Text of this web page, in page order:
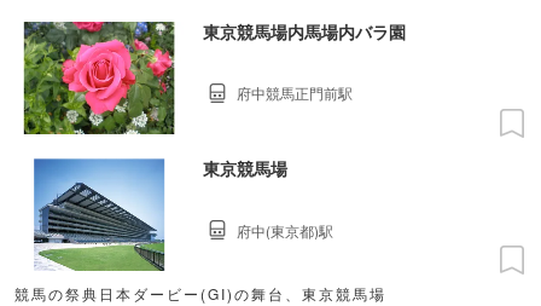
東京競馬場内馬場内バラ園
府中競馬正門前駅
東京競馬場
競馬の祭典日本ダービー(GI)の舞台、東京競馬場
府中(東京都)駅